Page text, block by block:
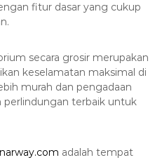
fitur dasar yang cukup
secara grosir merupakan
keselamatan maksimal di
murah dan pengadaan
terbaik untuk
adalah tempat